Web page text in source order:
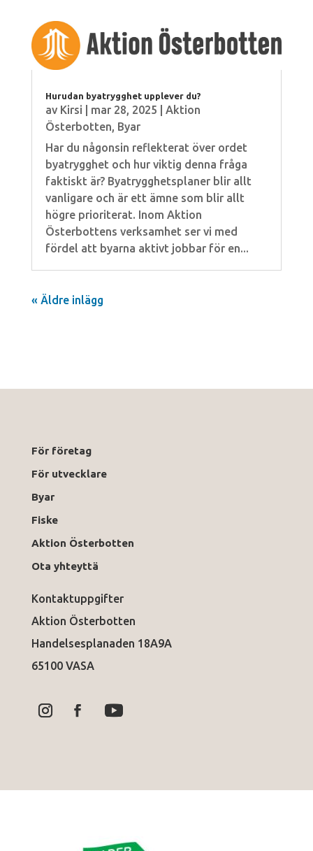
Hurudan byatrygghet upplever du?
av Kirsi mar 28, 2025
Aktion
Österbotten, Byar
Har du någonsin reflekterat över ordet
byatrygghet och hur viktig denna fråga
faktiskt är? Byatrygghetsplaner blir allt
vanligare och är ett ämne som blir allt
högre prioriterat. Inom Aktion
Österbottens verksamhet ser vi med
fördel att byarna aktivt jobbar för en...
« Äldre inlägg
För företag
För utvecklare
Byar
Fiske
Aktion Österbotten
Ota yhteyttä
Kontaktuppgifter
Aktion Österbotten
Handelsesplanaden 18A9A
65100 VASA